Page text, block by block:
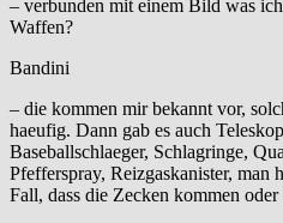
– verbunden mit einem Bild was
Waffen?
Bandini
– die kommen mir bekannt vor,
haeufig. Dann gab es auch
Baseballschlaeger, Schlagringe,
Pfefferspray, Reizgaskanister, man
Fall, dass die Zecken kommen oder